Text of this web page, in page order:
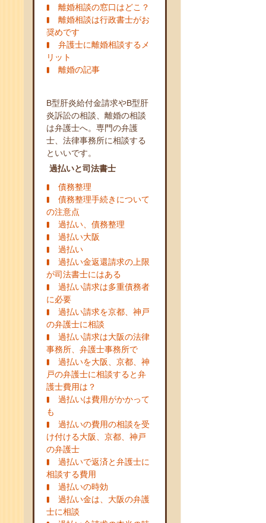
離婚相談の窓口はどこ？
離婚相談は行政書士がお
奨めです
弁護士に離婚相談するメ
リット
離婚の記事
B型肝炎給付金請求やB型肝
炎訴訟の相談、離婚の相談
は弁護士へ。専門の弁護
士、法律事務所に相談する
といいです。
過払いと司法書士
債務整理
債務整理手続きについて
の注意点
過払い、債務整理
過払い大阪
過払い
過払い金返還請求の上限
が司法書士にはある
過払い請求は多重債務者
に必要
過払い請求を京都、神戸
の弁護士に相談
過払い請求は大阪の法律
事務所、弁護士事務所で
過払いを大阪、京都、神
戸の弁護士に相談すると弁
護士費用は？
過払いは費用がかかって
も
過払いの費用の相談を受
け付ける大阪、京都、神戸
の弁護士
過払いで返済と弁護士に
相談する費用
過払いの時効
過払い金は、大阪の弁護
士に相談